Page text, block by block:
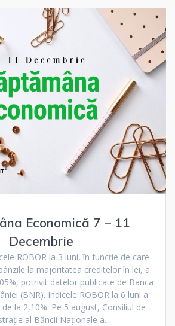
Economică 7 – 11
Decembrie
ROBOR la 3 luni, în funcție de care
la majoritatea creditelor în lei, a
potrivit datelor publicate de Banca
(BNR). Indicele ROBOR la 6 luni a
la 2,10%. Pe 5 august, Consiliul de
al Băncii Naționale a…